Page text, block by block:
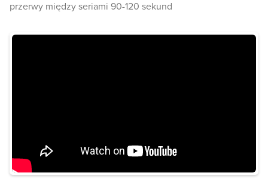
przerwy między seriami 90-120 sekund